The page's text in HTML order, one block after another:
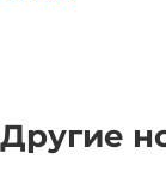
Другие